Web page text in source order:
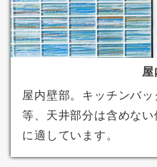
屋
屋内壁部。キッチンバ
等、天井部分は含めな
に適しています。